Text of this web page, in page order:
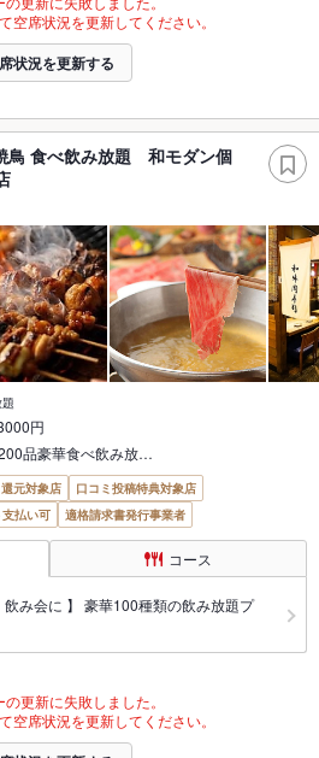
空席状況を更新してください。
状況を更新する
鳥 食べ飲み放題 和モダン個
円
品豪華食べ飲み放…
元対象店
口コミ投稿特典対象店
払い可 適格請求書発行事業者
コース
み会に 】 豪華100種類の飲み放題プ
更新に失敗しました。
空席状況を更新してください。